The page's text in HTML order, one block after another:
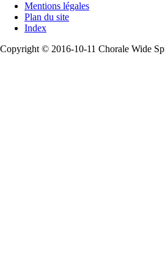
Mentions légales
Plan du site
Index
Copyright © 2016-10-11 Chorale Wide